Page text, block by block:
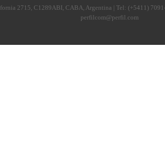
2715, C1289ABI, CABA, Argentina | Tel: (+5411)
perfilcom@perfil.com